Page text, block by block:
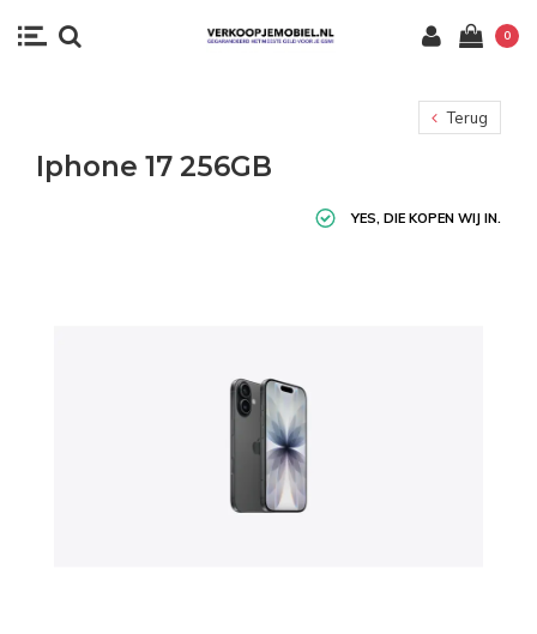
0
Terug
Iphone 17 256GB
YES, DIE KOPEN WIJ IN.